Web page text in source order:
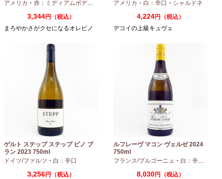
アメリカ ・ 赤：ミディアムボディ ピノノワール
3,344円（税込）
まろやかさがクセになるオレピノ
アメリカ ・ 白：辛口 ・ シャルドネ
4,224円（税込）
デコイの上級キュヴェ
ゲルト ステップ ステップ ピノ ブ
ラン 2023 750ml
ドイツ/ファルツ ・ 白：辛口
3,256円（税込）
ルフレーヴ マコン ヴェルゼ 2024
750ml
フランス/ブルゴーニュ ・ 白：辛口
8,030円（税込）